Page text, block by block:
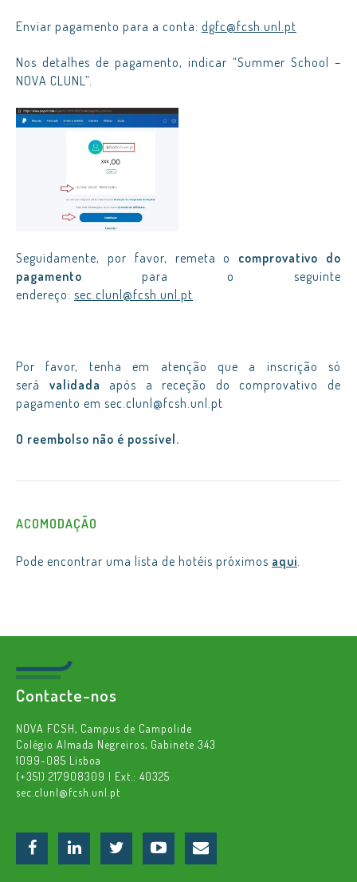
Enviar pagamento para a conta: dgfc@fcsh.unl.pt
Nos detalhes de pagamento, indicar “Summer School –
NOVA CLUNL”.
Seguidamente, por favor, remeta o comprovativo do
pagamento para o seguinte
endereço: sec.clunl@fcsh.unl.pt
Por favor, tenha em atenção que a inscrição só
será validada após a receção do comprovativo de
pagamento em sec.clunl@fcsh.unl.pt
O reembolso não é possível.
ACOMODAÇÃO
Pode encontrar uma lista de hotéis próximos aqui
Contacte-nos
NOVA FCSH, Campus de Campolide
Colégio Almada Negreiros, Gabinete 343
1099-085 Lisboa
(+351) 217908309 | Ext.: 40325
sec.clunl@fcsh.unl.pt